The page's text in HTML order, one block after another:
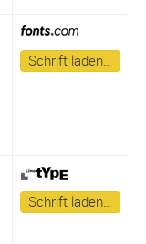
Schrift laden…
Schrift laden…